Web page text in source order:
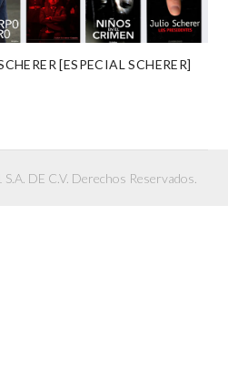
[ESPECIAL SCHERER]
DE C.V. Derechos Reservados.